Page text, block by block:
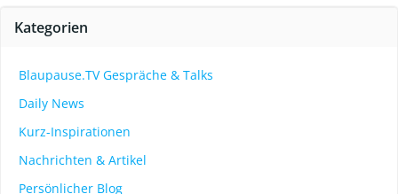
Kategorien
Blaupause.TV Gespräche & Talks
Daily News
Kurz-Inspirationen
Nachrichten & Artikel
Persönlicher Blog